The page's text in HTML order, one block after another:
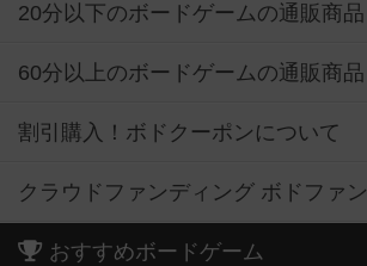
20分以下のボードゲームの通販商品
60分以上のボードゲームの通販商品
割引購入！ボドクーポンについて
クラウドファンディング ボドファン
おすすめボードゲーム